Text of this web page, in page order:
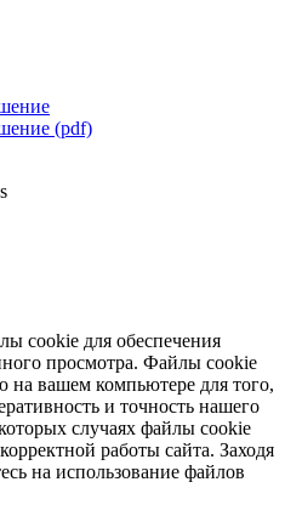
(pdf)
cookie для обеспечения
просмотра. Файлы cookie
вашем компьютере для того,
и точность нашего
случаях файлы cookie
работы сайта. Заходя
на использование файлов